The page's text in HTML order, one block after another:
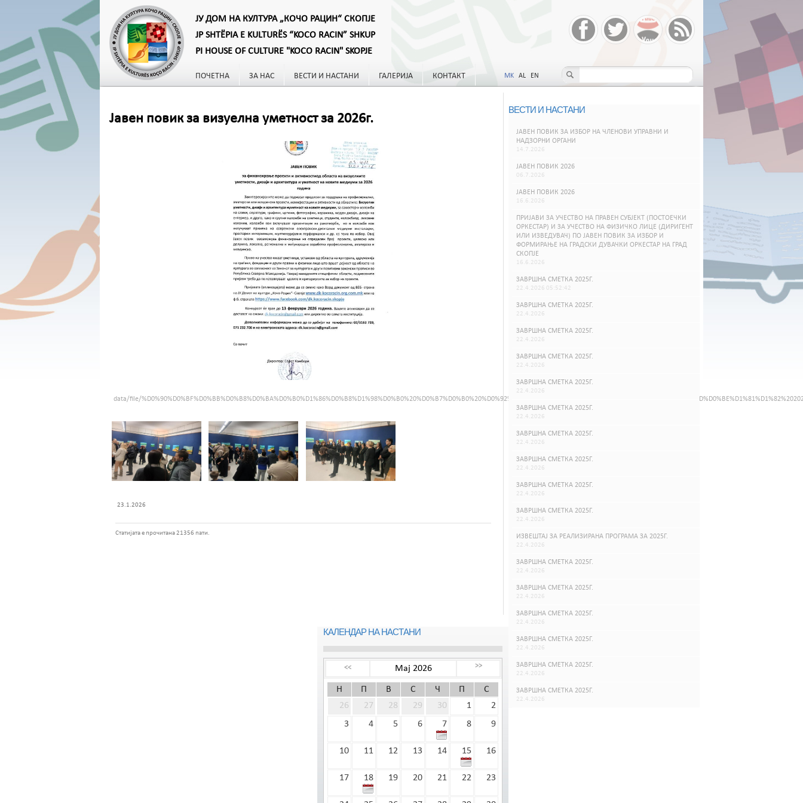
ЈУ ДОМ НА КУЛТУРА „КОЧО РАЦИН“ СКОПЈЕ
JP SHTËPIA E KULTURËS “KOCO RACIN” SHKUP
PI HOUSE OF CULTURE "KOCO RACIN" SKOPJE
ПОЧЕТНА ЗА НАС ВЕСТИ И НАСТАНИ ГАЛЕРИЈА КОНТАКТ MK AL EN
Јавен повик за визуелна уметност за 2026г.
data/file/
23.1.2026
Статијата е прочитана 21356 пати.
ВЕСТИ И НАСТАНИ
ЈАВЕН ПОВИК ЗА ИЗБОР НА ЧЛЕНОВИ УПРАВНИ И
НАДЗОРНИ ОРГАНИ
14.7.2026
ЈАВЕН ПОВИК 2026
06.7.2026
ЈАВЕН ПОВИК 2026
16.6.2026
ПРИЈАВИ ЗА УЧЕСТВО НА ПРАВЕН СУБЈЕКТ (ПОСТОЕЧКИ
ОРКЕСТАР) И ЗА УЧЕСТВО НА ФИЗИЧКО ЛИЦЕ (ДИРИГЕНТ
ИЛИ ИЗВЕДУВАЧ) ПО ЈАВЕН ПОВИК ЗА ИЗБОР И
ФОРМИРАЊЕ НА ГРАДСКИ ДУВАЧКИ ОРКЕСТАР НА ГРАД
СКОПЈЕ
16.6.2026
ЗАВРШНА СМЕТКА 2025Г.
22.4.2026 05:52:42
ЗАВРШНА СМЕТКА 2025Г.
22.4.2026
ЗАВРШНА СМЕТКА 2025Г.
22.4.2026
ЗАВРШНА СМЕТКА 2025Г.
22.4.2026
ЗАВРШНА СМЕТКА 2025Г.
22.4.2026
ЗАВРШНА СМЕТКА 2025Г.
22.4.2026
ЗАВРШНА СМЕТКА 2025Г.
22.4.2026
ЗАВРШНА СМЕТКА 2025Г.
22.4.2026
ЗАВРШНА СМЕТКА 2025Г.
22.4.2026
ЗАВРШНА СМЕТКА 2025Г.
22.4.2026
ИЗВЕШТАЈ ЗА РЕАЛИЗИРАНА ПРОГРАМА ЗА 2025Г.
22.4.2026
ЗАВРШНА СМЕТКА 2025Г.
22.4.2026
ЗАВРШНА СМЕТКА 2025Г.
22.4.2026
ЗАВРШНА СМЕТКА 2025Г.
22.4.2026
ЗАВРШНА СМЕТКА 2025Г.
22.4.2026
ЗАВРШНА СМЕТКА 2025Г.
22.4.2026
ЗАВРШНА СМЕТКА 2025Г.
22.4.2026
КАЛЕНДАР НА НАСТАНИ
<< Мај 2026 >>
Н П В С Ч П
С
26
27 28 29 30 1
2
3
4 5 6 7 8 9
10 11 12 13 14 15 16
17 18 19 20 21 22 23